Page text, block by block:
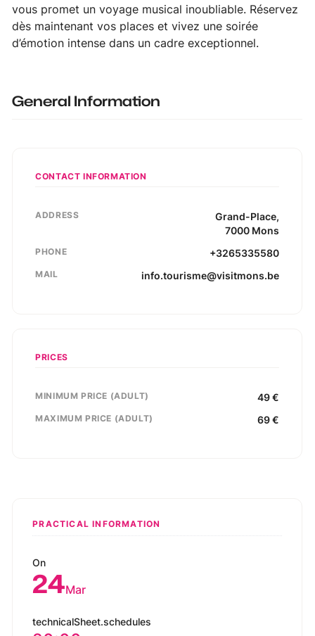
vous promet un voyage musical inoubliable. Réservez
dès maintenant vos places et vivez une soirée
d’émotion intense dans un cadre exceptionnel.
General Information
CONTACT INFORMATION
ADDRESS Grand-Place,
7000 Mons
PHONE +3265335580
MAIL info.tourisme@visitmons.be
PRICES
MINIMUM PRICE (ADULT) 49€
MAXIMUM PRICE (ADULT) 69€
PRACTICAL INFORMATION
On
24Mar
technicalSheet.schedules